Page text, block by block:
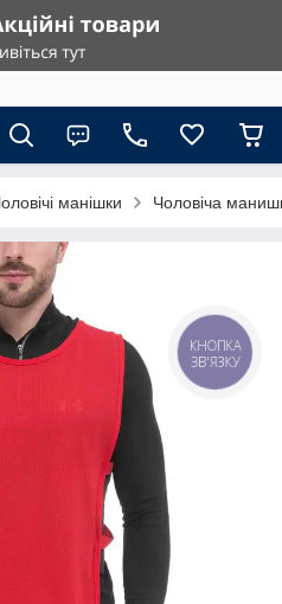
манішки Чоловіча
КНОПКА
ЗВ'ЯЗКУ